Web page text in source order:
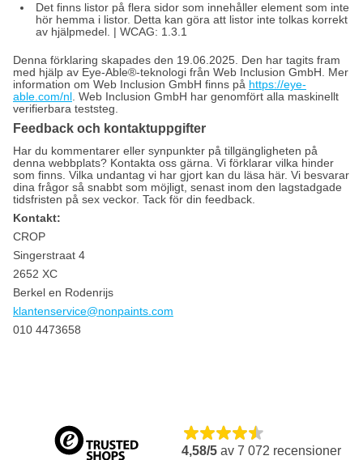
Det finns listor på flera sidor som innehåller element som inte
hör hemma i listor. Detta kan göra att listor inte tolkas korrekt
av hjälpmedel. | WCAG: 1.3.1
Denna förklaring skapades den 19.06.2025. Den har tagits fram
med hjälp av Eye-Able®-teknologi från Web Inclusion GmbH. Mer
information om Web Inclusion GmbH finns på https://eye-
able.com/nl . Web Inclusion GmbH har genomfört alla maskinellt
verifierbara teststeg.
Feedback och kontaktuppgifter
Har du kommentarer eller synpunkter på tillgängligheten på
denna webbplats? Kontakta oss gärna. Vi förklarar vilka hinder
som finns. Vilka undantag vi har gjort kan du läsa här. Vi besvarar
dina frågor så snabbt som möjligt, senast inom den lagstadgade
tidsfristen på sex veckor. Tack för din feedback.
Kontakt:
CROP
Singerstraat 4
2652 XC
Berkel en Rodenrijs
klantenservice@nonpaints.com
010 4473658
4,58/5 av 7 072 recensioner